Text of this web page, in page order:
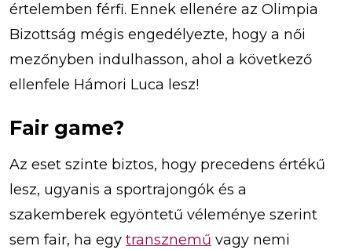
értelemben férfi. Ennek ellenére az Olimpia
Bizottság mégis engedélyezte, hogy a női
mezőnyben indulhasson, ahol a következő
ellenfele Hámori Luca lesz!
Fair game?
Az eset szinte biztos, hogy precedens értékű
lesz, ugyanis a sportrajongók és a
szakemberek egyöntetű véleménye szerint
sem fair, ha egy transznemű vagy nemi